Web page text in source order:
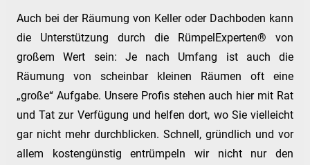
Auch bei der Räumung von Keller oder Dachboden kann
die Unterstützung durch die RümpelExperten® von
großem Wert sein: Je nach Umfang ist auch die
Räumung von scheinbar kleinen Räumen oft eine
„große“ Aufgabe. Unsere Profis stehen auch hier mit Rat
und Tat zur Verfügung und helfen dort, wo Sie vielleicht
gar nicht mehr durchblicken. Schnell, gründlich und vor
allem kostengünstig entrümpeln wir nicht nur den